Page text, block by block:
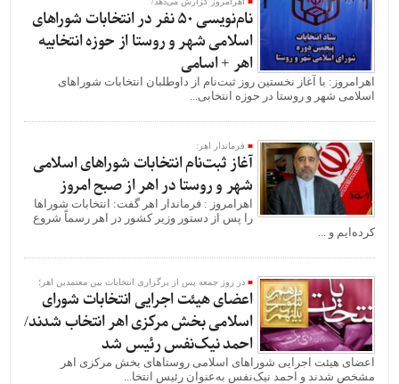
نام‌نویسی 50 نفر در انتخابات شوراهای
اسلامی شهر و روستا از حوزه انتخابیه
اهر + اسامی
اهرامروز: با آغاز نخستین روز ثبت‌نام از داوطلبان انتخابات شوراهای
اسلامی شهر و روستا در حوزه انتخابی...
فرماندار اهر:
آغاز ثبت‌نام انتخابات شوراهای اسلامی
شهر و روستا در اهر از صبح امروز
اهرامروز : فرماندار اهر گفت: انتخابات شوراها
را پس از دستور وزیر کشور در اهر رسماً شروع
کرده‌ایم و ...
در روز جمعه پس از برگزاری انتخابات بین معتمدین اهر؛
اعضای هیئت اجرایی انتخابات شورای
اسلامی بخش مرکزی اهر انتخاب شدند/
احمد نیک‌نفس رئیس شد
اعضای هیئت اجرایی شوراهای اسلامی روستاهای بخش مرکزی اهر
مشخص شدند و احمد نیک‌نفس به‌عنوان رئیس انتخا...